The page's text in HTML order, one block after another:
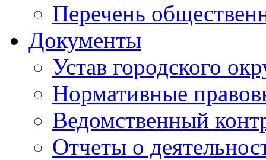
Перечень
Документы
Устав городского
Нормативные
Ведомственный
Отчеты о